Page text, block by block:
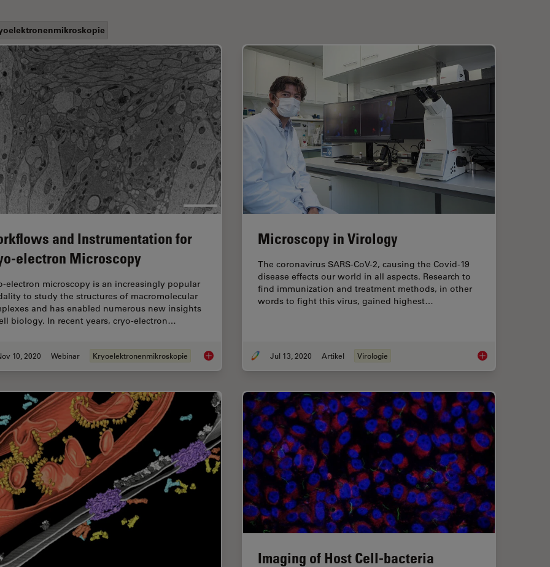
and Instrumentation for
electron Microscopy
electron microscopy is an increasingly popular
to study the structures of macromolecular
and has enabled numerous new insights
biology. In recent years, cryo-electron…
10, 2020 Webinar Kryoelektronenmikroskopie Workflows and Instrumentation for Cryo-electron Microscopy
Microscopy in Virology
The coronavirus SARS-CoV-2, causing the Covid-19
disease effects our world in all aspects. Research to
find immunization and treatment methods, in other
words to fight this virus, gained highest…
Jul 13, 2020 Artikel Virologie Microscopy in
Imaging of Host Cell-bacteria